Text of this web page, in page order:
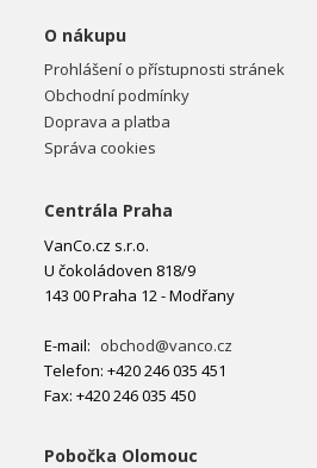
O nákupu
Prohlášení o přístupnosti stránek
Obchodní podmínky
Doprava a platba
Správa cookies
Centrála Praha
VanCo.cz s.r.o.
U čokoládoven 818/9
143 00 Praha 12 - Modřany
E-mail: obchod@vanco.cz
Telefon: +420 246 035 451
Fax: +420 246 035 450
Pobočka Olomouc